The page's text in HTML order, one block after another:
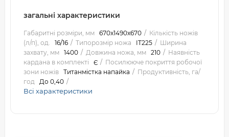
загальні характеристики
Габаритні розміри, мм 670x1490x670
Кількість ножів
(л/п), од.
16/16 Типорозмір ножа IT225
Ширина
захвату, мм 1400 Довжина ножа, мм 210
Наявність
кардана в комплекті
Є
Посилююче покриття робочої
зони ножів Титанмістка напайка
Продуктивність, га/
год До 0,40
Всі характеристики